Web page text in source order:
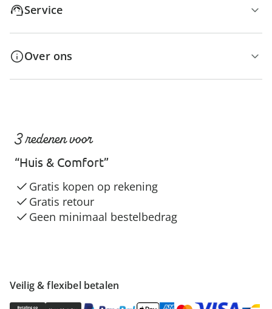
Service
Over ons
Veilig & flexibel betalen
3 redenen voor
“Huis & Comfort”
Gratis kopen op rekening
Gratis retour
Geen minimaal bestelbedrag